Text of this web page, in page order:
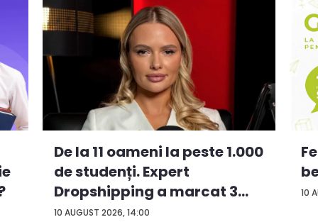
10 AUGUST 2026, 14:00
De la 11 oameni la peste 1.000
de studenți. Expert
Dropshipping a marcat 3
an...
10